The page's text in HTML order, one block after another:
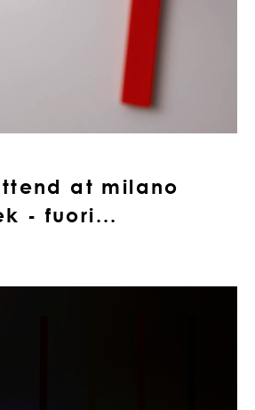
at milano
- fuori...